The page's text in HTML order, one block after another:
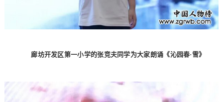
廊坊开发区第一小学的张竞夫同学为大家朗诵《沁园春·雪》